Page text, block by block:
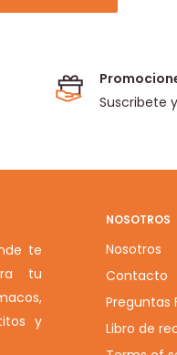
Suscribete
te
tu
y
NOSOTROS
Nosotros
Contacto
Preguntas
Libro de